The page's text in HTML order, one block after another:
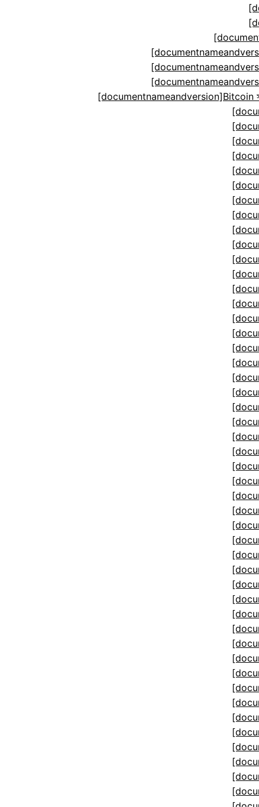
[documentnameandversion]Bitcoin